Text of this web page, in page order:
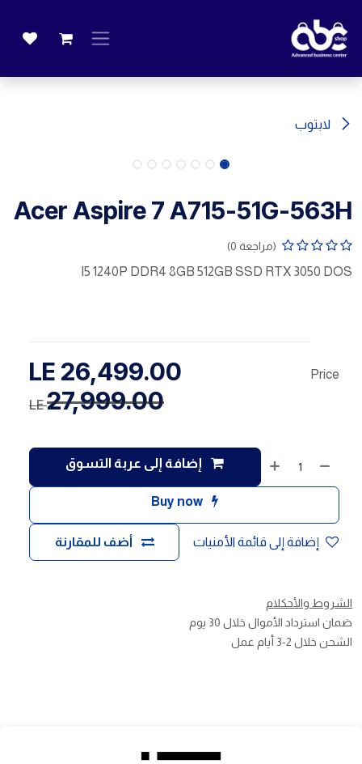
لابتوب
Acer Aspire 7 A715-51G-563H
(مراجعة 0)
I5 1240P DDR4 8GB 512GB SSD RTX 3050 DOS
إضافة إلى عربة التسوق
Buy now
أضف للمقارنة إضافة إلى قائمة الأمنيات
Price
26,499.00
27,999.00
LE
الشروط والأحكلام
ضمان استرداد الأموال خلال 30 يوم
الشحن خلال 2-3 أيام عمل